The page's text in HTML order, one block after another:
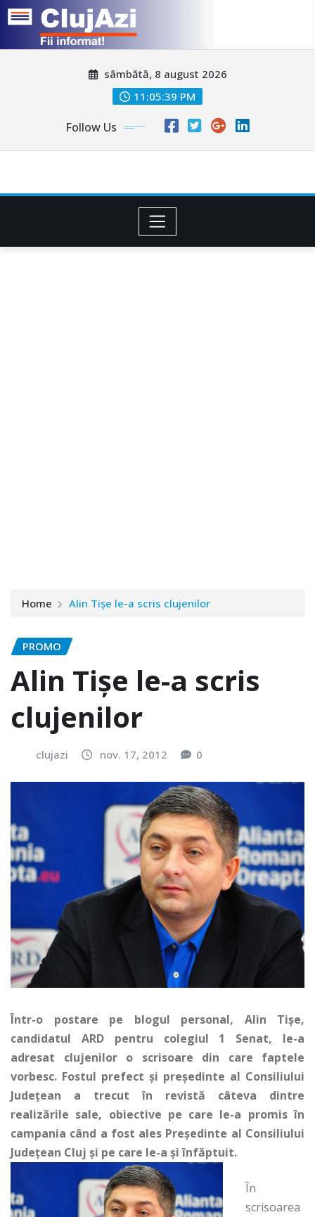
sâmbătă, 8 august 2026
11:05:42 PM
Follow Us
Home Alin Tișe le-a scris clujenilor
PROMO
Alin Tișe le-a scris
clujenilor
clujazi nov. 17, 2012 0
Într-o postare pe blogul personal, Alin Tișe,
candidatul ARD pentru colegiul 1 Senat, le-a
adresat clujenilor o scrisoare din care faptele
vorbesc. Fostul prefect și președinte al Consiliului
Județean a trecut în revistă câteva dintre
realizările sale, obiective pe care le-a promis în
campania când a fost ales Președinte al Consiliului
Județean Cluj și pe care le-a și înfăptuit.
În
scrisoarea